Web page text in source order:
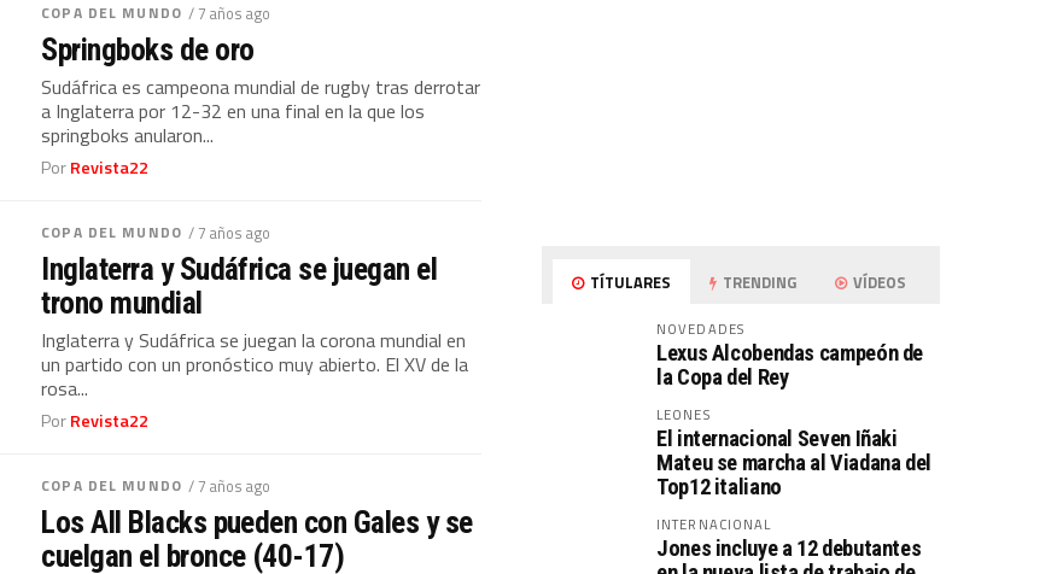
COPA DEL MUNDO / 7 años ago
Springboks de oro
Sudáfrica es campeona mundial de rugby tras derrotar
a Inglaterra por 12-32 en una final en la que los
springboks anularon...
PorRevista22
COPA DEL MUNDO / 7 años ago
Inglaterra y Sudáfrica se juegan el
trono mundial
Inglaterra y Sudáfrica se juegan la corona mundial en
un partido con un pronóstico muy abierto. El XV de la
rosa...
PorRevista22
COPA DEL MUNDO / 7 años ago
Los All Blacks pueden con Gales y se
cuelgan el bronce (40-17)
TÍTULARES TRENDING VÍDEOS
NOVEDADES
Lexus Alcobendas campeón de
la Copa del Rey
LEONES
El internacional Seven Iñaki
Mateu se marcha al Viadana del
Top12 italiano
INTERNACIONAL
Jones incluye a 12 debutantes